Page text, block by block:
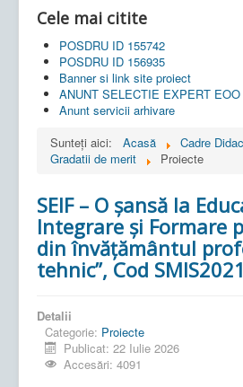
Cele mai citite
POSDRU ID 155742
POSDRU ID 156935
Banner si link site proiect
ANUNT SELECTIE EXPERT EOO
Anunt servicii arhivare
Sunteți aici:
Acasă
Cadre
Gradatii de merit
Proiecte
SEIF – O șansă la
Integrare și Formare
din învățământul
tehnic”, Cod
Detalii
Categorie: Proiecte
Publicat: 22 Iulie 2026
Accesări: 4091